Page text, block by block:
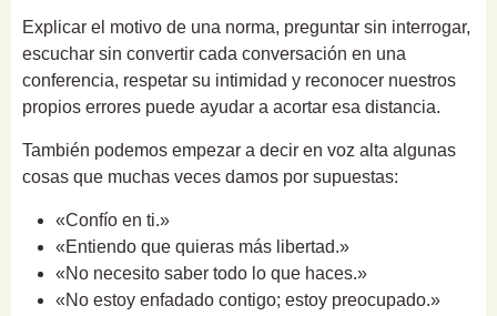
Explicar el motivo de una norma, preguntar sin interrogar,
escuchar sin convertir cada conversación en una
conferencia, respetar su intimidad y reconocer nuestros
propios errores puede ayudar a acortar esa distancia.
También podemos empezar a decir en voz alta algunas
cosas que muchas veces damos por supuestas:
«Confío en ti.»
«Entiendo que quieras más libertad.»
«No necesito saber todo lo que haces.»
«No estoy enfadado contigo; estoy preocupado.»